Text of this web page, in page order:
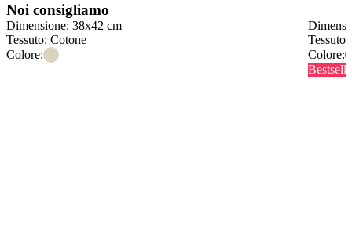
Noi consigliamo
Dimensione: 38x42 cm
Tessuto: Cotone
Colore:
Colore: